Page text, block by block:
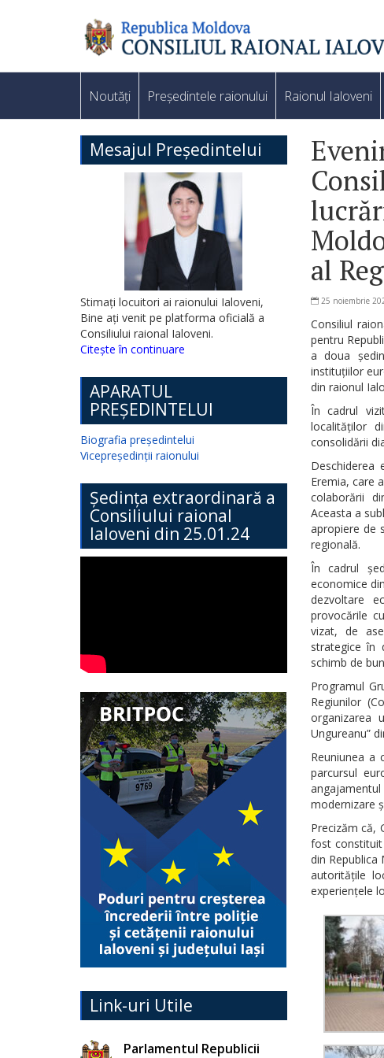
Noutăți Președintele raionului Raionul Ialoveni
Mesajul Președintelui
Stimați locuitori ai raionului Ialoveni,
Bine ați venit pe platforma oficială a
Consiliului raional Ialoveni.
Citește în continuare
APARATUL
PREȘEDINTELUI
Biografia președintelui
Vicepreședinții raionului
Ședința extraordinară a
Consiliului raional
Ialoveni din 25.01.24
Link-uri Utile
Parlamentul Republicii
al
25 noiembrie
Consiliul
pentru
a doua
instituțiilor
din raionul
În cadrul
localităților
consolidării
Eremia, care
colaborării
Aceasta a
apropiere de
regională.
În cadrul
economice
dezvoltare
provocările
vizat, de
strategice în
schimb de
Programul
Regiunilor
organizarea
Ungureanu”
Reuniunea a
parcursul
modernizare
Precizăm că,
fost
din Republica
autorităţile
experienţele